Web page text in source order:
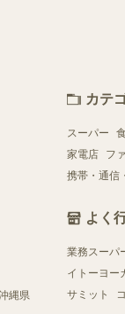
縄県
カテ
スーパー
家電店
フ
携帯・通信
よく
業務スーパ
イトーヨー
サミット